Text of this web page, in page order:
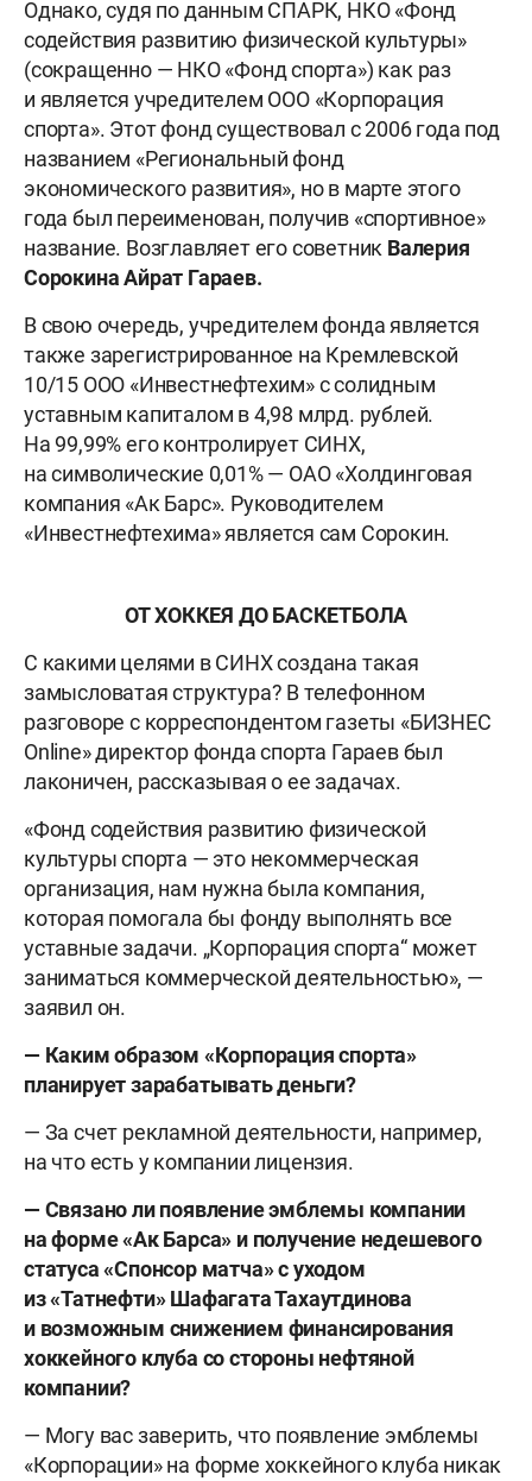
Однако, судя по данным СПАРК, НКО «Фонд
содействия развитию физической культуры»
(сокращенно — НКО «Фонд спорта») как раз
и является учредителем ООО «Корпорация
спорта». Этот фонд существовал с 2006 года под
названием «Региональный фонд
экономического развития», но в марте этого
года был переименован, получив «спортивное»
название. Возглавляет его советник Валерия
Сорокина Айрат Гараев.
В свою очередь, учредителем фонда является
также зарегистрированное на Кремлевской
10/15 ООО «Инвестнефтехим» с солидным
уставным капиталом в 4,98 млрд. рублей.
На 99,99% его контролирует СИНХ,
на символические 0,01% — ОАО «Холдинговая
компания «Ак Барс». Руководителем
«Инвестнефтехима» является сам Сорокин.
ОТ ХОККЕЯ ДО БАСКЕТБОЛА
С какими целями в СИНХ создана такая
замысловатая структура? В телефонном
разговоре с корреспондентом газеты «БИЗНЕС
Online» директор фонда спорта Гараев был
лаконичен, рассказывая о ее задачах.
«Фонд содействия развитию физической
культуры спорта — это некоммерческая
организация, нам нужна была компания,
которая помогала бы фонду выполнять все
уставные задачи. „Корпорация спорта“ может
заниматься коммерческой деятельностью», —
заявил он.
— Каким образом «Корпорация спорта»
планирует зарабатывать деньги?
— За счет рекламной деятельности, например,
на что есть у компании лицензия.
— Связано ли появление эмблемы компании
на форме «Ак Барса» и получение недешевого
статуса «Спонсор матча» с уходом
из «Татнефти» Шафагата Тахаутдинова
и возможным снижением финансирования
хоккейного клуба со стороны нефтяной
компании?
— Могу вас заверить, что появление эмблемы
«Корпорации» на форме хоккейного клуба никак